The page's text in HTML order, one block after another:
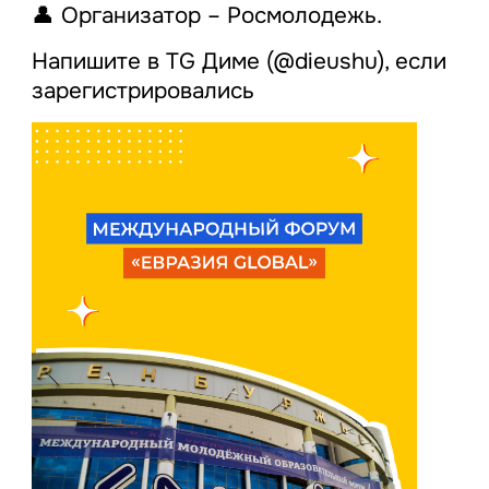
👤 Организатор – Росмолодежь.
Напишите в TG Диме (@dieushu), если
зарегистрировались